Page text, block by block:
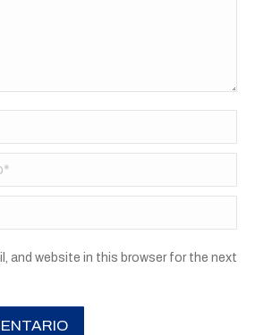
and website in this browser for the next